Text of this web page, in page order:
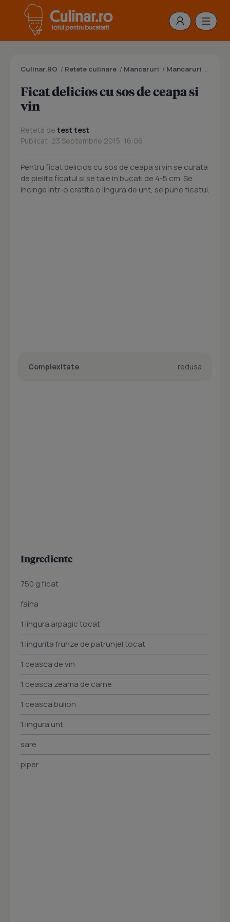
Culinar.RO / Retete culinare / Mancaruri / Mancaruri cu carne
Ficat delicios cu sos de ceapa si
vin
Rețetă de test test
Publicat: 23 Septembrie 2015, 16:06
Pentru ficat delicios cu sos de ceapa si vin se curata
de pielita ficatul si se taie in bucati de 4-5 cm. Se
incinge intr-o cratita o lingura de unt, se pune ficatul.
Complexitate redusa
Ingrediente
750 g ficat
faina
1 lingura arpagic tocat
1 lingurita frunze de patrunjel tocat
1 ceasca de vin
1 ceasca zeama de carne
1 ceasca bulion
1 lingura unt
sare
piper